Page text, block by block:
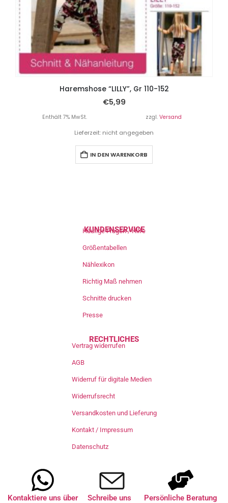
Haremshose “LILLY”, Gr 110-152
€5,99
Enthält 7% MwSt. zzgl. Versand
Lieferzeit: nicht angegeben
IN DEN WARENKORB
KUNDENSERVICE
Häufige Fragen / Hilfe
Größentabellen
Nählexikon
Richtig Maß nehmen
Schnitte drucken
Presse
RECHTLICHES
Vertrag widerrufen
AGB
Widerruf für digitale Medien
Widerrufsrecht
Versandkosten und Lieferung
Kontakt / Impressum
Datenschutz
Kontaktiere uns über Schreibe uns Persönliche Beratung